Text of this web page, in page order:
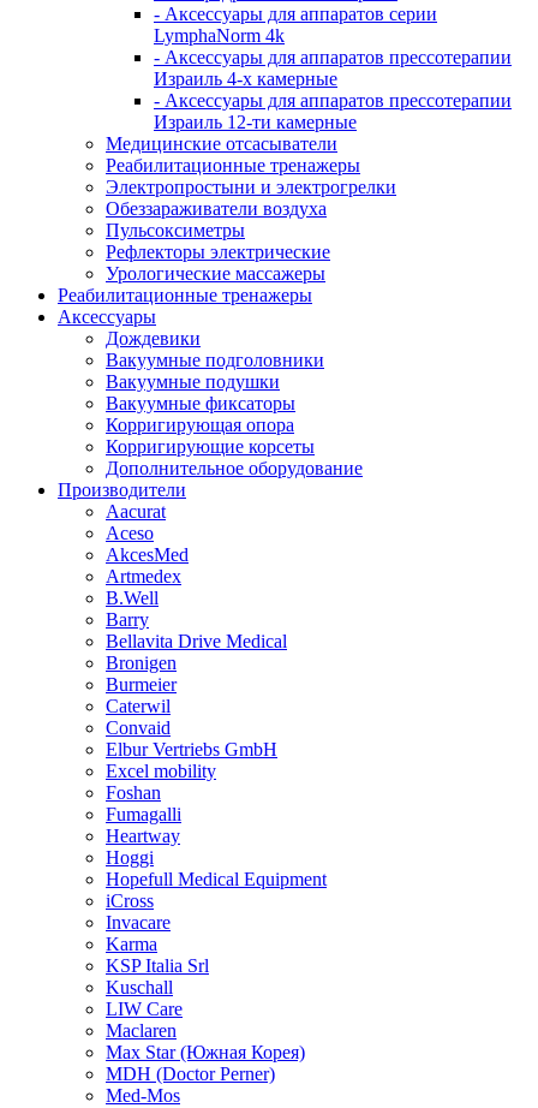
- Аксессуары для аппаратов серии
LymphaNorm 4k
- Аксессуары для аппаратов прессотерапии
Израиль 4-х камерные
- Аксессуары для аппаратов прессотерапии
Израиль 12-ти камерные
Медицинские отсасыватели
Реабилитационные тренажеры
Электропростыни и электрогрелки
Обеззараживатели воздуха
Пульсоксиметры
Рефлекторы электрические
Урологические массажеры
Реабилитационные тренажеры
Аксессуары
Дождевики
Вакуумные подголовники
Вакуумные подушки
Вакуумные фиксаторы
Корригирующая опора
Корригирующие корсеты
Дополнительное оборудование
Производители
Aacurat
Aceso
AkcesMed
Artmedex
B.Well
Barry
Bellavita Drive Medical
Bronigen
Burmeier
Caterwil
Convaid
Elbur Vertriebs GmbH
Excel mobility
Foshan
Fumagalli
Heartway
Hoggi
Hopefull Medical Equipment
iCross
Invacare
Karma
KSP Italia Srl
Kuschall
LIW Care
Maclaren
Max Star (Южная Корея)
MDH (Doctor Perner)
Med-Mos